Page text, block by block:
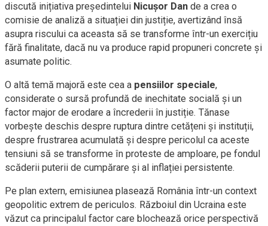
discută inițiativa președintelui Nicușor Dan de a crea o
comisie de analiză a situației din justiție, avertizând însă
asupra riscului ca aceasta să se transforme într-un exercițiu
fără finalitate, dacă nu va produce rapid propuneri concrete și
asumate politic.
O altă temă majoră este cea a pensiilor speciale,
considerate o sursă profundă de inechitate socială și un
factor major de erodare a încrederii în justiție. Tănase
vorbește deschis despre ruptura dintre cetățeni și instituții,
despre frustrarea acumulată și despre pericolul ca aceste
tensiuni să se transforme în proteste de amploare, pe fondul
scăderii puterii de cumpărare și al inflației persistente.
Pe plan extern, emisiunea plasează România într-un context
geopolitic extrem de periculos. Războiul din Ucraina este
văzut ca principalul factor care blochează orice perspectivă